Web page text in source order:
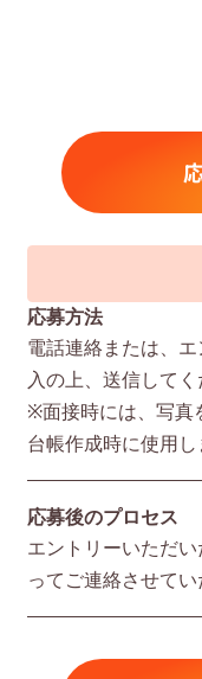
応募方法
電話連絡または、
⼊の上、送信してく
※⾯接時には、写真
台帳作成時に使⽤し
応募後のプロセス
エントリーいただ
ってご連絡させてい